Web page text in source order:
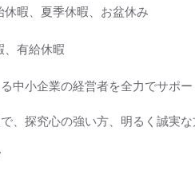
休暇、夏季休暇、お盆休み
、有給休暇
中小企業の経営者を全力でサポー
、探究心の強い方、明るく誠実な